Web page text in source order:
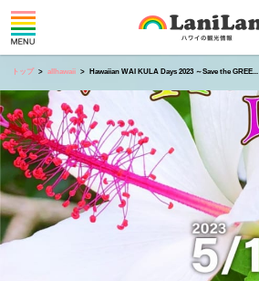
トップ allhawaii Hawaiian WAI KULA Days 2023 ～Save the GREE...